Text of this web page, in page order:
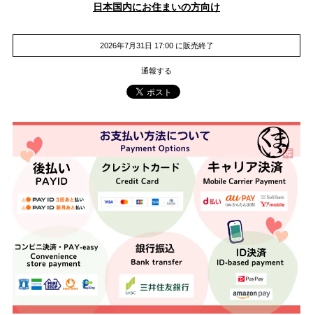
日本国内にお住まいの方向け
2026年7月31日 17:00 に販売終了
通報する